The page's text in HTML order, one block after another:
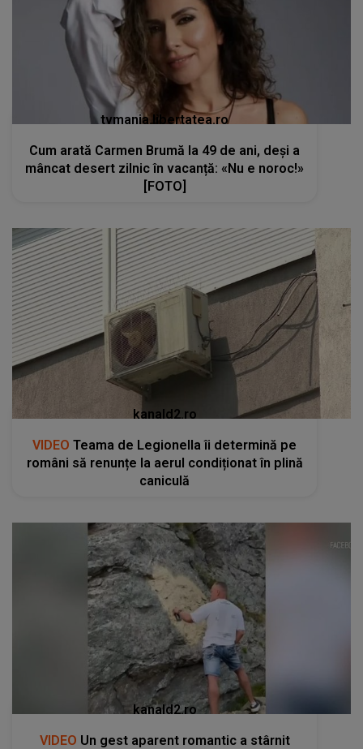
tvmania.libertatea.ro
Cum arată Carmen Brumă la 49 de ani, deși a
mâncat desert zilnic în vacanță: «Nu e noroc!»
[FOTO]
kanald2.ro
VIDEO Teama de Legionella îi determină pe
români să renunțe la aerul condiționat în plină
caniculă
kanald2.ro
VIDEO Un gest aparent romantic a stârnit